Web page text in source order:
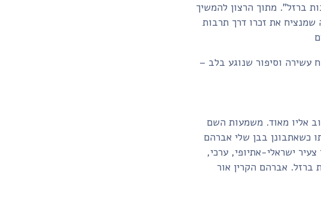
ברזל”. מתוך הרצון להמשיך
את זכרו דרך תרבות
עשירה וסיפור שנוגע בלב –
אליו מאוד. משמעות השם
ישראלי-אתיופי, ערכי,
אברהם הקרין אור